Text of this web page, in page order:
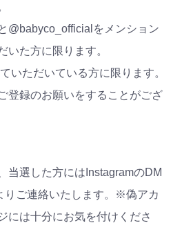
@babyco_officialをメンション
いた方に限ります。
いただいている方に限ります。
登録のお願いをすることがござ
当選した方にはInstagramのDM
りご連絡いたします。※偽アカ
には十分にお気を付けくださ